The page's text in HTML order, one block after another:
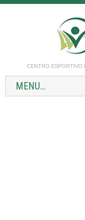
CENTRO ESPORTIVO
MENU...